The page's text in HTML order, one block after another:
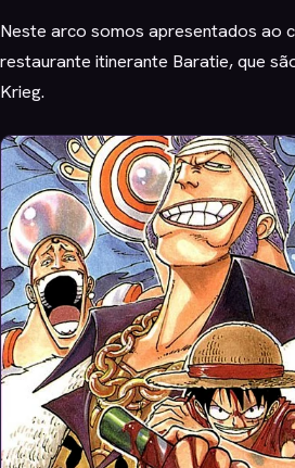
Neste arco somos apresentados ao
restaurante itinerante Baratie, que
Krieg.